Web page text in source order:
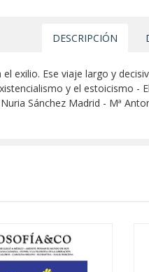
DESCRIPCIÓN
exilio. Ese viaje largo y
y el estoicismo -
Sánchez Madrid - Mª